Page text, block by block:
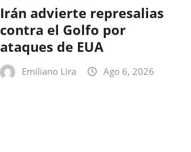
Irán advierte represalias
contra el Golfo por
ataques de EUA
Emiliano Lira Ago 6, 2026